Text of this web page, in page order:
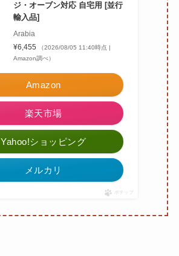
ジ・オーブン対応 自宅用 [並行
輸入品]
Arabia
¥6,455
（2026/08/05 11:40時点 |
Amazon調べ）
Amazon
楽天市場
Yahoo!ショッピング
メルカリ
ポチップ